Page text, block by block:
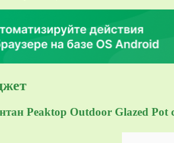
Peaktop Outdoor Glazed Pot